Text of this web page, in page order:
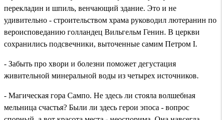
перекладин и шпиль, венчающий здание. Это и не
удивительно - строительством храма руководил лютеранин по
вероисповеданию голландец Вильгельм Генин. В церкви
сохранились подсвечники, выточенные самим Петром I.
- Забыть про хвори и болезни поможет дегустация
живительной минеральной воды из четырех источников.
- Магическая гора Сампо. Не здесь ли стояла волшебная
мельница счастья? Были ли здесь герои эпоса - вопрос